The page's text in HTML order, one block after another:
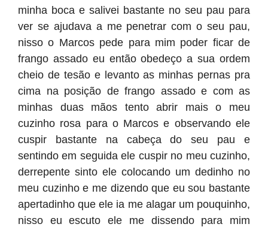
minha boca e salivei bastante no seu pau para
ver se ajudava a me penetrar com o seu pau,
nisso o Marcos pede para mim poder ficar de
frango assado eu então obedeço a sua ordem
cheio de tesão e levanto as minhas pernas pra
cima na posição de frango assado e com as
minhas duas mãos tento abrir mais o meu
cuzinho rosa para o Marcos e observando ele
cuspir bastante na cabeça do seu pau e
sentindo em seguida ele cuspir no meu cuzinho,
derrepente sinto ele colocando um dedinho no
meu cuzinho e me dizendo que eu sou bastante
apertadinho que ele ia me alagar um pouquinho,
nisso eu escuto ele me dissendo para mim